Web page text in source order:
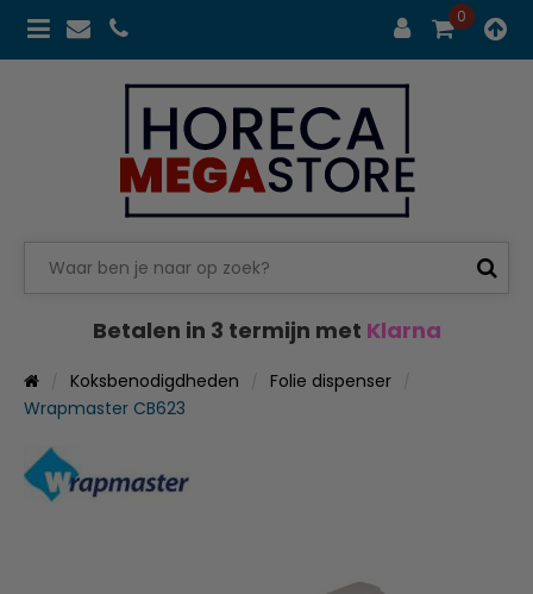
0
Betalen in 3 termijn met Klarna
Koksbenodigdheden
Folie dispenser
Wrapmaster CB623